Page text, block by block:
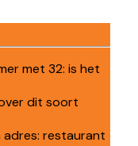
met 32: is het
dit soort
adres: restaurant